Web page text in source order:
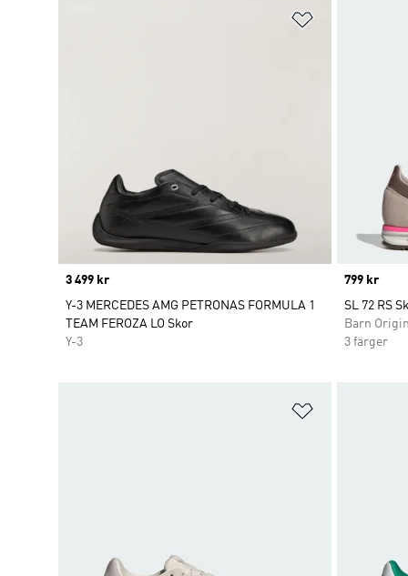
Price
3 499 kr
Y-3 MERCEDES AMG PETRONAS FORMULA 1
TEAM FEROZA LO Skor
Y-3
Price
799 kr
SL 72 RS
Barn
3 färger